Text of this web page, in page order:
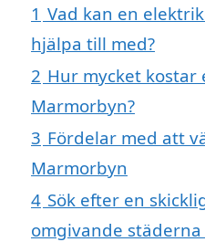
1 Vad kan en
hjälpa till med?
2 Hur mycket kostar
Marmorbyn?
3 Fördelar med att
Marmorbyn
4 Sök efter en
omgivande